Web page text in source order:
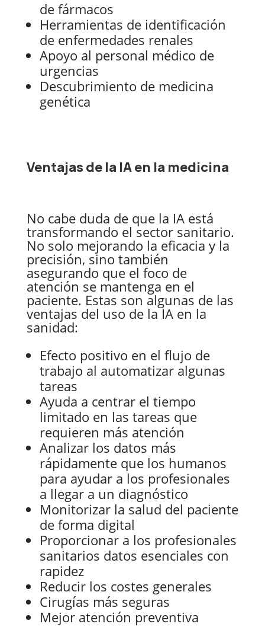
de fármacos
Herramientas de identificación
de enfermedades renales
Apoyo al personal médico de
urgencias
Descubrimiento de medicina
genética
Ventajas de la IA en la medicina
No cabe duda de que la IA está
transformando el sector sanitario.
No solo mejorando la eficacia y la
precisión, sino también
asegurando que el foco de
atención se mantenga en el
paciente. Estas son algunas de las
ventajas del uso de la IA en la
sanidad:
Efecto positivo en el flujo de
trabajo al automatizar algunas
tareas
Ayuda a centrar el tiempo
limitado en las tareas que
requieren más atención
Analizar los datos más
rápidamente que los humanos
para ayudar a los profesionales
a llegar a un diagnóstico
Monitorizar la salud del paciente
de forma digital
Proporcionar a los profesionales
sanitarios datos esenciales con
rapidez
Reducir los costes generales
Cirugías más seguras
Mejor atención preventiva